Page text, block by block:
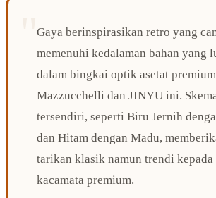
Gaya berinspirasikan retro yang
memenuhi kedalaman bahan yang
dalam bingkai optik asetat premium
Mazzucchelli dan JINYU ini.
tersendiri, seperti Biru Jernih
dan Hitam dengan Madu,
tarikan klasik namun trendi
kacamata premium.